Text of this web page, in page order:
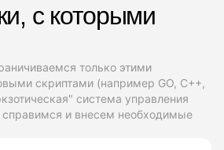
с которыми
только этими
скриптами (например GO, C++,
система управления
и внесем необходимые